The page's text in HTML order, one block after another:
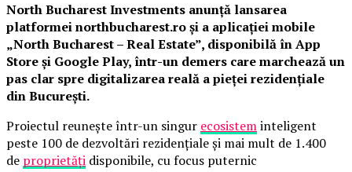
North Bucharest Investments anunță lansarea
platformei northbucharest.ro și a aplicației mobile
„North Bucharest – Real Estate”, disponibilă în App
Store și Google Play, într-un demers care marchează un
pas clar spre digitalizarea reală a pieței rezidențiale
din București.
Proiectul reunește într-un singur ecosisteminteligent
peste 100 de dezvoltări rezidențiale și mai mult de 1.400
de proprietăți disponibile, cu focus puternic